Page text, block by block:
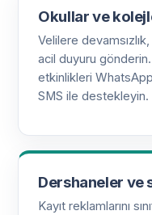
Okullar ve
Velilere
acil duyuru
etkinlikleri
SMS ile destekleyin.
Dershaneler ve
Kayıt reklamlarını